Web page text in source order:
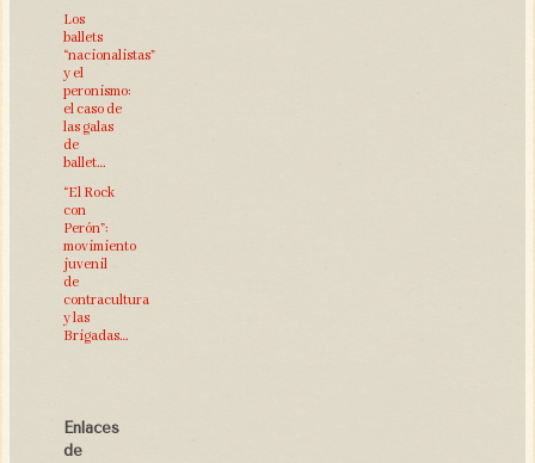
Los
ballets
“nacionalistas”
y el
peronismo:
el caso de
las galas
de
ballet…
“El Rock
con
Perón”:
movimiento
juvenil
de
contracultura
y las
Brigadas…
Enlaces
de